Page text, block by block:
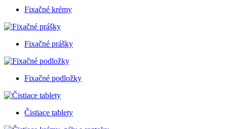
Fixačné krémy
Fixačné prášky
Fixačné podložky
Čistiace tablety